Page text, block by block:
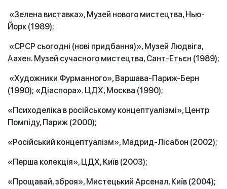
«Зелена виставка», Музей нового мистецтва, Нью-
Йорк (1989);
«СРСР сьогодні (нові придбання)», Музей Людвіга,
Аахен. Музей сучасного мистецтва, Сант-Етьєн (1989);
«Художники Фурманного», Варшава-Париж-Берн
(1990); «Діаспора». ЦДХ, Москва (1990);
«Психоделіка в російському концептуалізмі», Центр
Помпіду, Париж (2000);
«Російський концептуалізм», Мадрид-Лісабон (2002);
«Перша колекція», ЦДХ, Київ (2003);
«Прощавай, зброя», Мистецький Арсенал, Київ (2004);